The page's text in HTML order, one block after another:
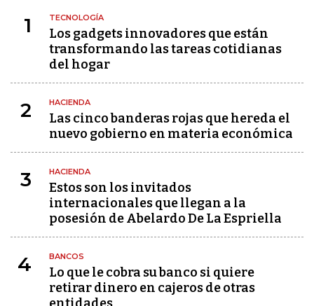
1 TECNOLOGÍA
Los gadgets innovadores que están
transformando las tareas cotidianas
del hogar
2 HACIENDA
Las cinco banderas rojas que hereda el
nuevo gobierno en materia económica
3 HACIENDA
Estos son los invitados
internacionales que llegan a la
posesión de Abelardo De La Espriella
4 BANCOS
Lo que le cobra su banco si quiere
retirar dinero en cajeros de otras